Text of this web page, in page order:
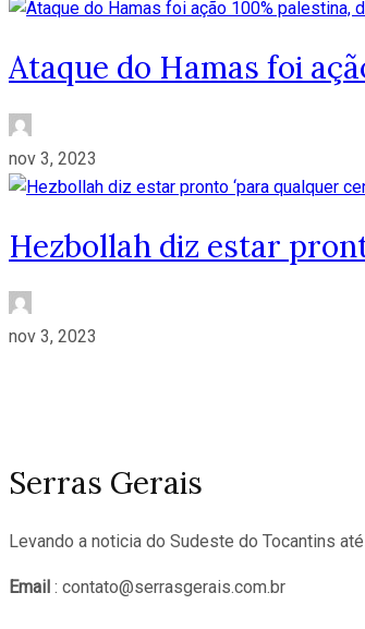
Ataque do Hamas foi
nov 3, 2023
Hezbollah diz estar
nov 3, 2023
Serras Gerais
Levando a noticia do Sudeste do Tocantins
Email : contato@serrasgerais.com.br